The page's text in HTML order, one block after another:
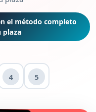
el método completo
plaza
4 5